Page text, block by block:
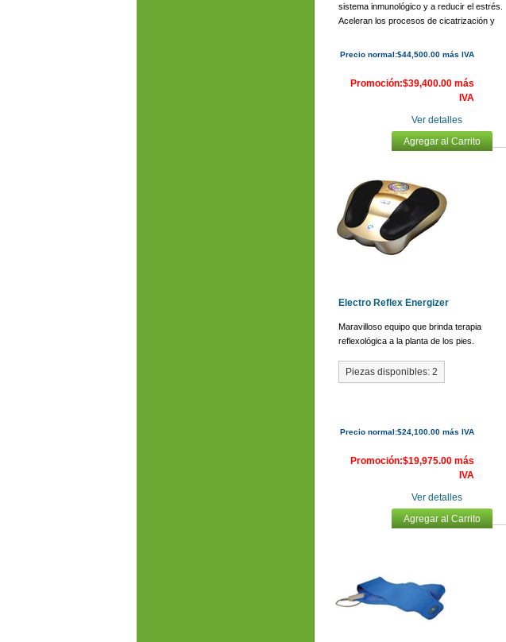
sistema inmunológico y a reducir el estrés.
Aceleran los procesos de cicatrización y
Precio normal:$44,500.00 más IVA
Promoción:$39,400.00 más
IVA
Ver detalles
Agregar al Carrito
Electro Reflex Energizer
Maravilloso equipo que brinda terapia
reflexológica a la planta de los pies.
Piezas disponibles: 2
Precio normal:$24,100.00 más IVA
Promoción:$19,975.00 más
IVA
Ver detalles
Agregar al Carrito